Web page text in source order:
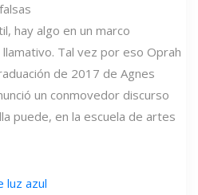
hay algo en un marco
Tal vez por eso Oprah
de 2017 de Agnes
un conmovedor discurso
puede, en la escuela de artes